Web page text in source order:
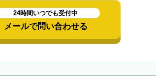
24時間いつでも受付中
メールで問い合わせる